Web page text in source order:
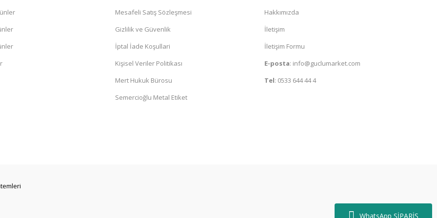
WhatsApp SİPARİŞ
Mesafeli Satış Sözleşmesi
Gizlilik ve Güvenlik
İptal İade Koşullari
Kişisel Veriler Politikası
Mert Hukuk Bürosu
Semercioğlu Metal Etiket
Hakkımızda
İletişim
İletişim Formu
E-posta: info@guclumarket.com
Tel: 0533 644 44 4